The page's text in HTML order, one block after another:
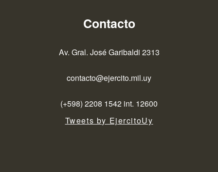
Contacto
Av. Gral. José Garibaldi 2313
contacto@ejercito.mil.uy
(+598) 2208 1542 int. 12600
Tweets by EjercitoUy